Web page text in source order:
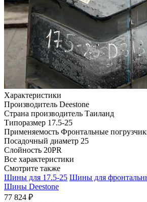
Характеристики
Производитель Deestone
Страна производитель Таиланд
Типоразмер 17.5-25
Применяемость Фронтальные
Посадочный диаметр 25
Слойность 20PR
Все характеристики
Смотрите также
Шины для 17.5-25 Шины для
Шины Deestone
77 824 ₽